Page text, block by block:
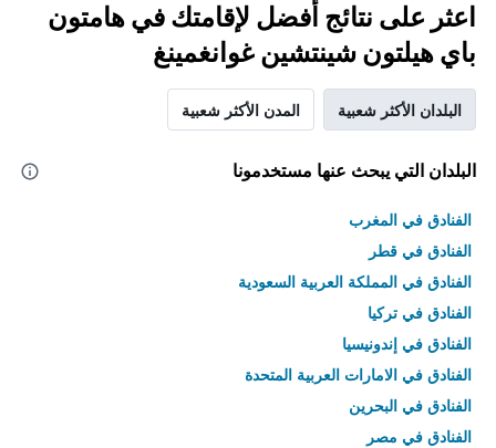
اعثر على نتائج أفضل لإقامتك في هامتون
باي هيلتون شينتشين غوانغمينغ
البلدان الأكثر شعبية المدن الأكثر شعبية
البلدان التي يبحث عنها مستخدمونا
الفنادق في المغرب
الفنادق في قطر
الفنادق في المملكة العربية السعودية
الفنادق في تركيا
الفنادق في إندونيسيا
الفنادق في الامارات العربية المتحدة
الفنادق في البحرين
الفنادق في مصر